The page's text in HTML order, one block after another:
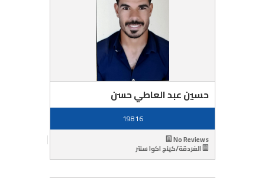
حسين عبد العاطي حسن
19816
No Reviews
الغردقة/كينج اكوا سنتر